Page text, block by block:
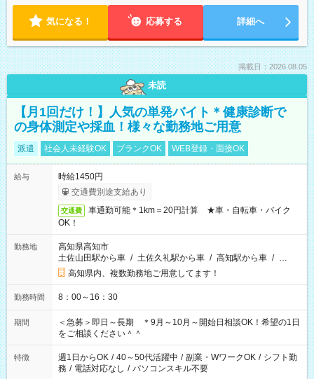
気になる！ 応募する 詳細へ
掲載日：2026.08.05
未読
【月1回だけ！】人気の単発バイト＊健康診断で
の身体測定や採血！様々な勤務地ご用意
派遣 社会人未経験OK ブランクOK WEB登録・面接OK
給与
時給1450円
交通費別途支給あり
交通費
車通勤可能＊1km＝20円計算 ★車・自転車・バイク
OK！
勤務地
高知県高知市
土佐山田駅から車 / 土佐久礼駅から車 / 高知駅から車 / …
高知県内、複数勤務地ご用意してます！
勤務時間 8：00～16：30
期間
＜急募＞即日～長期 ＊9月～10月～開始日相談OK！希望の1日
をご相談ください＾＾
特徴 週1日からOK / 40～50代活躍中 / 副業・WワークOK / シフト勤
務 / 電話対応なし / パソコンスキル不要